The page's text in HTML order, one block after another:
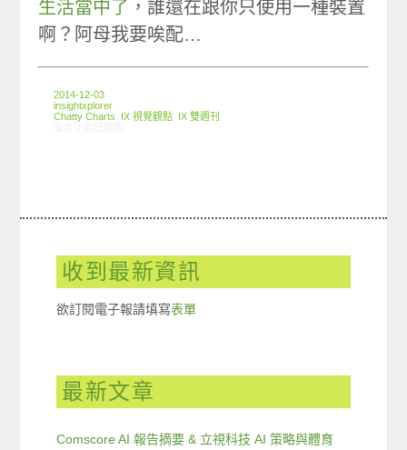
生活當中了 ，誰還在跟你只使用一種裝置
啊？阿母我要唉配…
2014-12-03
insightxplorer
Chatty Charts
IX 視覺觀點 IX 雙週刊
收到最新資訊
欲訂閱電子報請填寫表單
最新文章
Comscore AI 報告摘要 & 立視科技 AI 策略與體育